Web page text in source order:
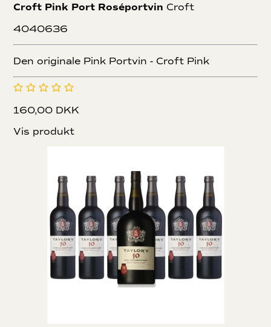
Croft Pink Port Roséportvin Croft
4040636
Den originale Pink Portvin - Croft Pink
160,00 DKK
Vis produkt